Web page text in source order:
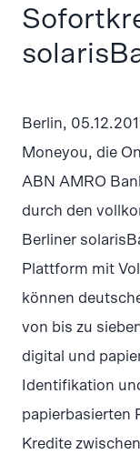
Berlin,
Moneyou, die
ABN AMRO
durch den
Berliner
Plattform mit
können
von bis zu
digital und
Identifikation
papierbasierten
Kredite